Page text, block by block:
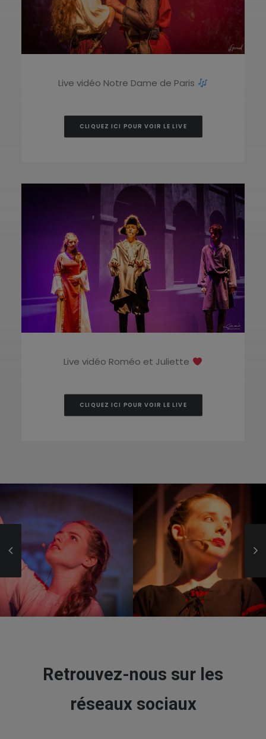
Live vidéo Notre Dame de Paris
CLIQUEZ ICI POUR VOIR LE LIVE
Live vidéo Roméo et Juliette
CLIQUEZ ICI POUR VOIR LE LIVE
Retrouvez-nous sur les
réseaux sociaux